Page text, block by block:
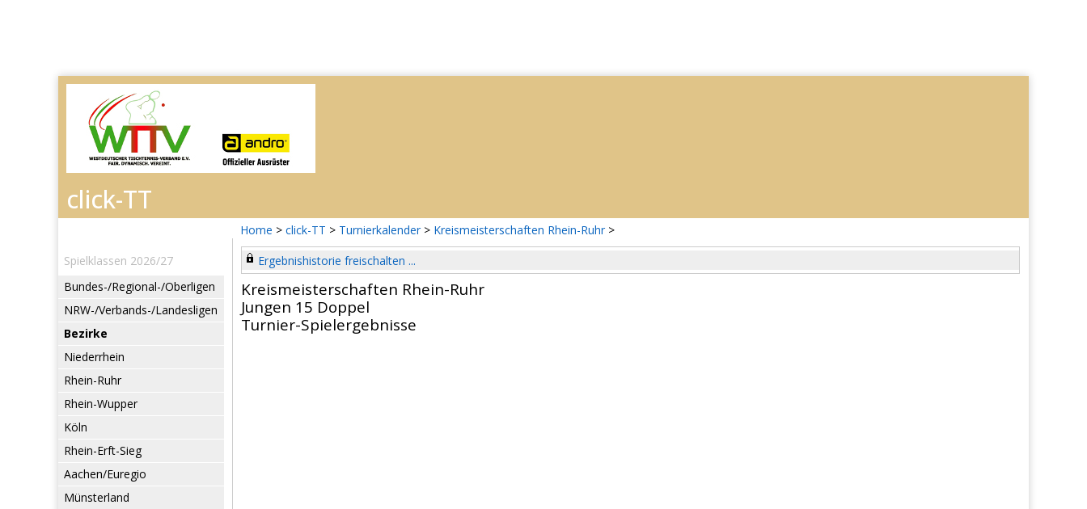
Home > click-TT > Turnierkalender > Kreismeisterschaften Rhein-Ruhr >
Spielklassen 2026/27
Bundes-/Regional-/Oberligen
NRW-/Verbands-/Landesligen
Bezirke
Niederrhein
Rhein-Ruhr
Rhein-Wupper
Köln
Rhein-Erft-Sieg
Aachen/Euregio
Münsterland
Ergebnishistorie freischalten ...
Kreismeisterschaften Rhein-Ruhr
Jungen 15 Doppel
Turnier-Spielergebnisse